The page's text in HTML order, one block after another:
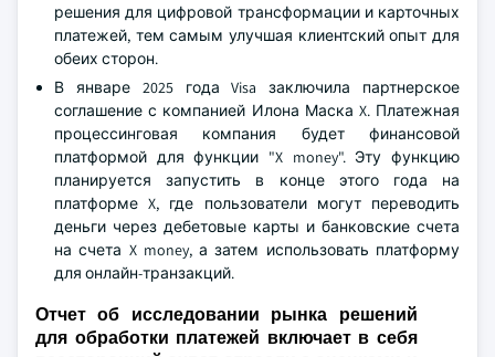
решения для цифровой трансформации и карточных
платежей, тем самым улучшая клиентский опыт для
обеих сторон.
В январе 2025 года Visa заключила партнерское
соглашение с компанией Илона Маска X. Платежная
процессинговая компания будет финансовой
платформой для функции "X money". Эту функцию
планируется запустить в конце этого года на
платформе X, где пользователи могут переводить
деньги через дебетовые карты и банковские счета
на счета X money, а затем использовать платформу
для онлайн-транзакций.
Отчет об исследовании рынка решений
для обработки платежей включает в себя